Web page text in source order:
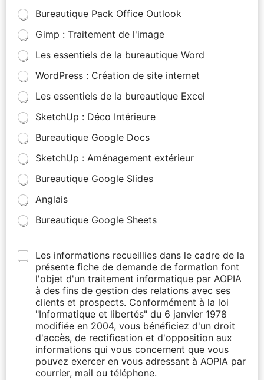
Bureautique Pack Office Outlook
Gimp : Traitement de l'image
Les essentiels de la bureautique Word
WordPress : Création de site internet
Les essentiels de la bureautique Excel
SketchUp : Déco Intérieure
Bureautique Google Docs
SketchUp : Aménagement extérieur
Bureautique Google Slides
Anglais
Bureautique Google Sheets
Les informations recueillies dans le cadre de la
présente fiche de demande de formation font
l'objet d'un traitement informatique par AOPIA
à des fins de gestion des relations avec ses
clients et prospects. Conformément à la loi
"Informatique et libertés" du 6 janvier 1978
modifiée en 2004, vous bénéficiez d'un droit
d'accès, de rectification et d'opposition aux
informations qui vous concernent que vous
pouvez exercer en vous adressant à AOPIA par
courrier, mail ou téléphone.